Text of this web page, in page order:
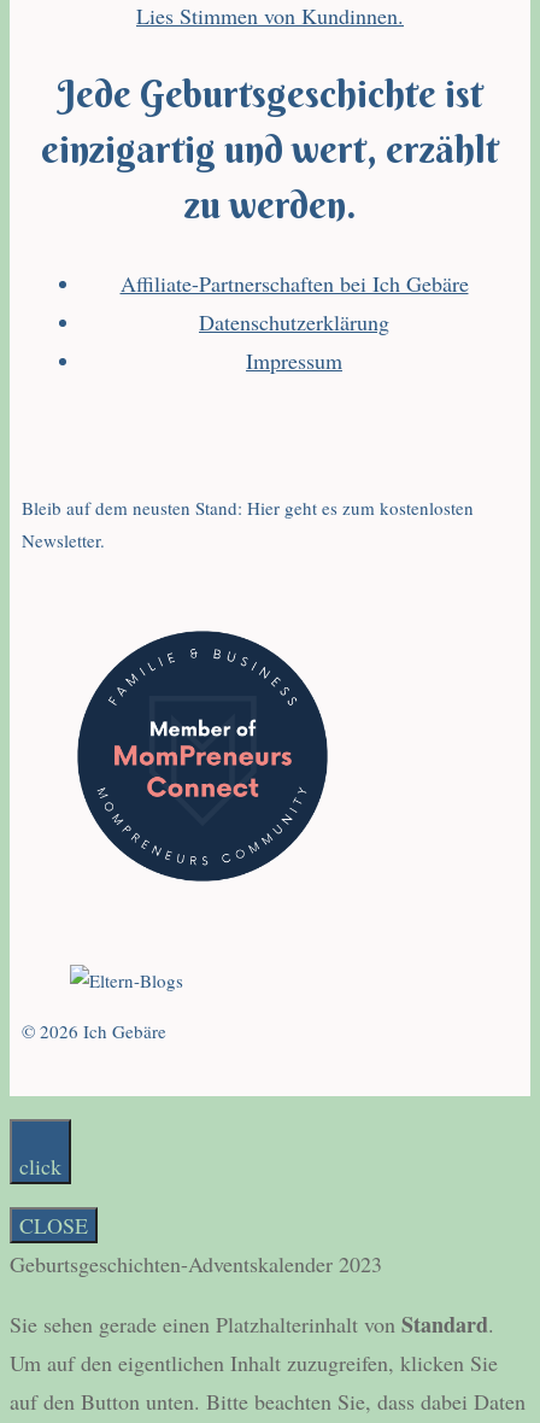
Lies Stimmen von Kundinnen.
Jede Geburtsgeschichte ist
einzigartig und wert, erzählt
zu werden.
Affiliate-Partnerschaften bei Ich Gebäre
Datenschutzerklärung
Impressum
Bleib auf dem neusten Stand: Hier geht es zum kostenlosten
Newsletter.
© 2026 Ich Gebäre
click
CLOSE
Geburtsgeschichten-Adventskalender 2023
Sie sehen gerade einen Platzhalterinhalt von Standard.
Um auf den eigentlichen Inhalt zuzugreifen, klicken Sie
auf den Button unten. Bitte beachten Sie, dass dabei Daten